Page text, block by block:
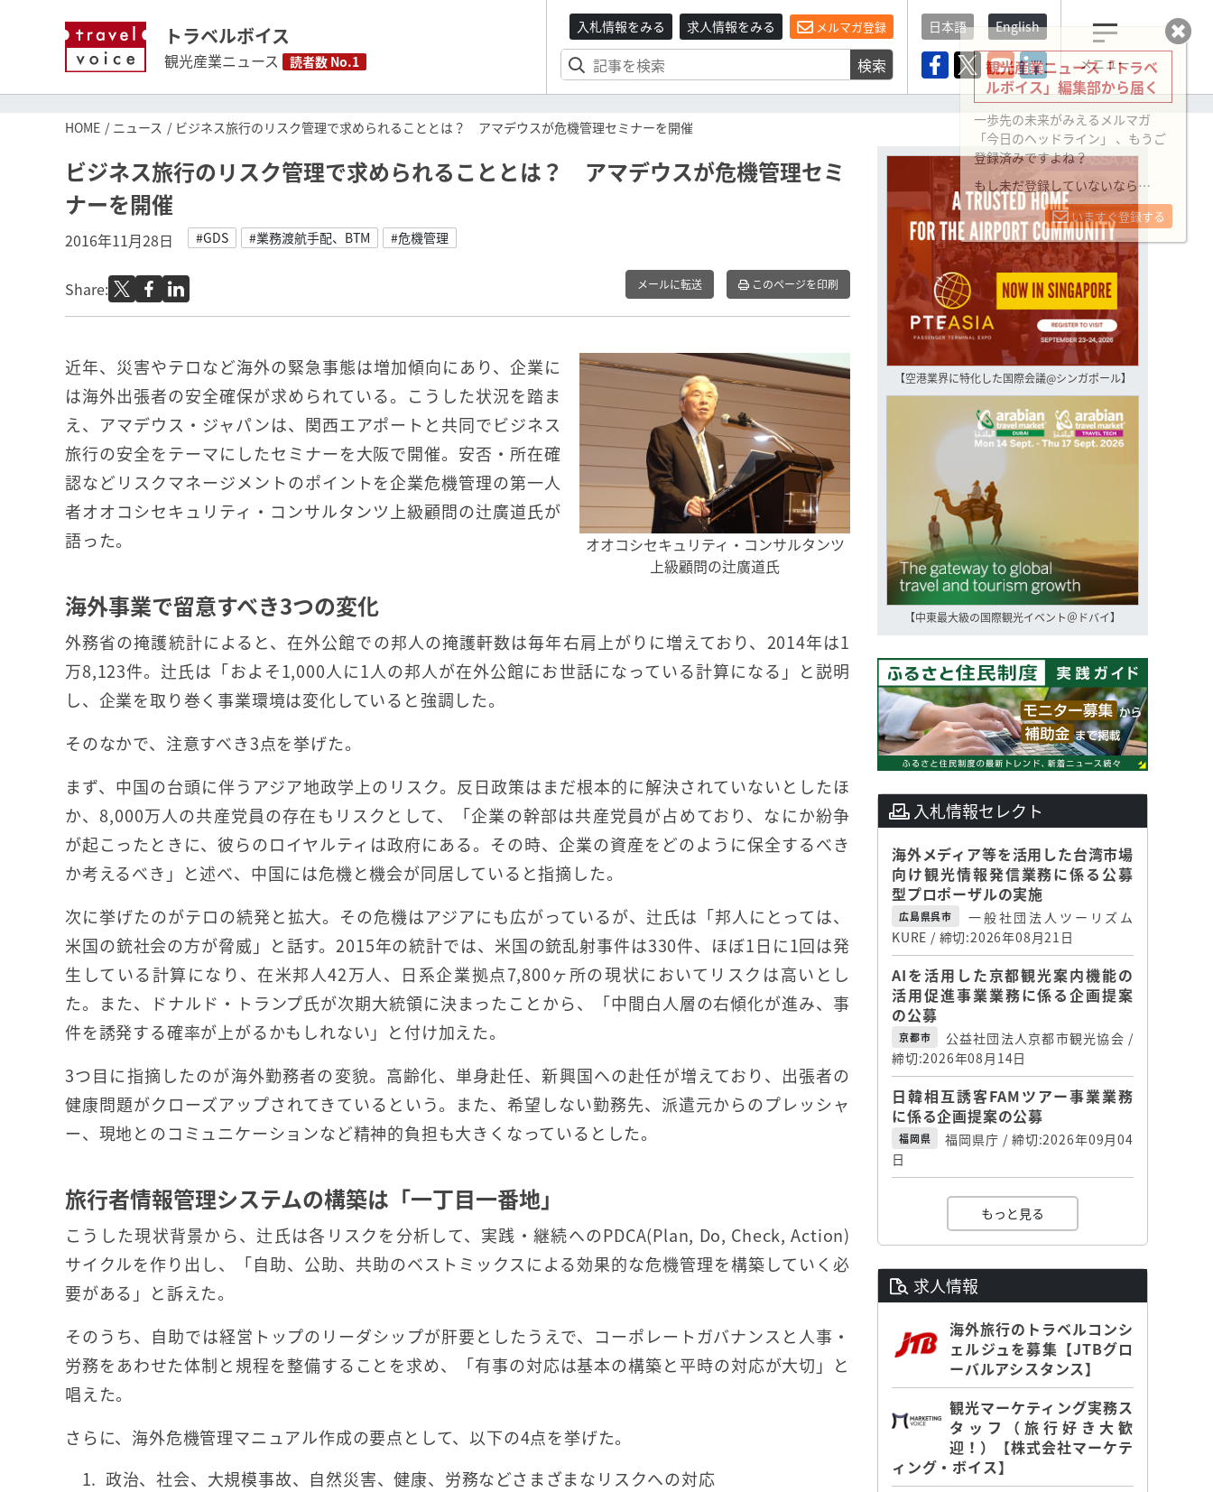
トラベルボイス
観光産業ニュース 読者数 No.1
入札情報をみる 求人情報をみる メルマガ登録
検索
日本語 English
メニュー
HOME ニュース ビジネス旅行のリスク管理で求められることとは？ アマデウスが危機管理セミナーを開催
ビジネス旅行のリスク管理で求められることとは？ アマデウスが危機管理セミ
ナーを開催
2016年11月28日 #GDS #業務渡航手配、BTM #危機管理
Share: メールに転送 このページを印刷
オオコシセキュリティ・コンサルタンツ
上級顧問の辻廣道氏
近年、災害やテロなど海外の緊急事態は増加傾向にあり、企業に
は海外出張者の安全確保が求められている。こうした状況を踏ま
え、アマデウス・ジャパンは、関西エアポートと共同でビジネス
旅行の安全をテーマにしたセミナーを大阪で開催。安否・所在確
認などリスクマネージメントのポイントを企業危機管理の第一人
者オオコシセキュリティ・コンサルタンツ上級顧問の辻廣道氏が
語った。
海外事業で留意すべき3つの変化
外務省の掩護統計によると、在外公館での邦人の掩護軒数は毎年右肩上がりに増えており、2014年は1
万8,123件。辻氏は「およそ1,000人に1人の邦人が在外公館にお世話になっている計算になる」と説明
し、企業を取り巻く事業環境は変化していると強調した。
そのなかで、注意すべき3点を挙げた。
まず、中国の台頭に伴うアジア地政学上のリスク。反日政策はまだ根本的に解決されていないとしたほ
か、8,000万人の共産党員の存在もリスクとして、「企業の幹部は共産党員が占めており、なにか紛争
が起こったときに、彼らのロイヤルティは政府にある。その時、企業の資産をどのように保全するべき
か考えるべき」と述べ、中国には危機と機会が同居していると指摘した。
次に挙げたのがテロの続発と拡大。その危機はアジアにも広がっているが、辻氏は「邦人にとっては、
米国の銃社会の方が脅威」と話す。2015年の統計では、米国の銃乱射事件は330件、ほぼ1日に1回は発
生している計算になり、在米邦人42万人、日系企業拠点7,800ヶ所の現状においてリスクは高いとし
た。また、ドナルド・トランプ氏が次期大統領に決まったことから、「中間白人層の右傾化が進み、事
件を誘発する確率が上がるかもしれない」と付け加えた。
3つ目に指摘したのが海外勤務者の変貌。高齢化、単身赴任、新興国への赴任が増えており、出張者の
健康問題がクローズアップされてきているという。また、希望しない勤務先、派遣元からのプレッシャ
ー、現地とのコミュニケーションなど精神的負担も大きくなっているとした。
旅行者情報管理システムの構築は「一丁目一番地」
こうした現状背景から、辻氏は各リスクを分析して、実践・継続へのPDCA(Plan, Do, Check, Action)
サイクルを作り出し、「自助、公助、共助のベストミックスによる効果的な危機管理を構築していく必
要がある」と訴えた。
そのうち、自助では経営トップのリーダシップが肝要としたうえで、コーポレートガバナンスと人事・
労務をあわせた体制と規程を整備することを求め、「有事の対応は基本の構築と平時の対応が大切」と
唱えた。
さらに、海外危機管理マニュアル作成の要点として、以下の4点を挙げた。
政治、社会、大規模事故、自然災害、健康、労務などさまざまなリスクへの対応
【空港業界に特化した国際会議@シンガポール】
【中東最大級の国際観光イベント＠ドバイ】
入札情報セレクト
海外メディア等を活用した台湾市場
向け観光情報発信業務に係る公募
型プロポーザルの実施
広島県呉市
一般社団法人ツーリズム
KURE / 締切:2026年08月21日
AIを活用した京都観光案内機能の
活用促進事業業務に係る企画提案
の公募
京都市
公益社団法人京都市観光協会 /
締切:2026年08月14日
日韓相互誘客FAMツアー事業業務
に係る企画提案の公募
福岡県
福岡県庁 / 締切:2026年09月04
日
もっと見る
求人情報
海外旅行のトラベルコンシ
ェルジュを募集【JTBグロ
ーバルアシスタンス】
観光マーケティング実務ス
タッフ（旅行好き大歓
迎！）【株式会社マーケテ
ィング・ボイス】
観光産業ニュース「トラベ
ルボイス」編集部から届く
一歩先の未来がみえるメルマガ
「今日のヘッドライン」 、もうご
登録済みですよね？
もし未だ登録していないなら…
いますぐ登録する